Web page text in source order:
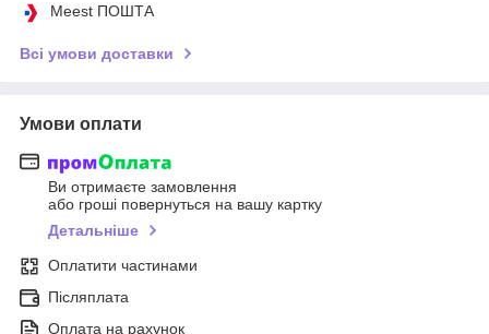
Meest ПОШТА
Всі умови доставки
Умови оплати
Ви отримаєте замовлення
або гроші повернуться на вашу картку
Детальніше
Оплатити частинами
Післяплата
Оплата на рахунок